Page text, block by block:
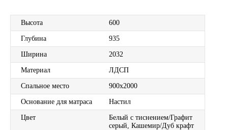
Высота 600
Глубина 935
Ширина 2032
Материал ЛДСП
Спальное место 900х2000
Основание для матраса Настил
Цвет
Белый с тиснением/Графит
серый, Кашемир/Дуб крафт